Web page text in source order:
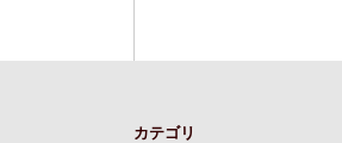
カテゴリ